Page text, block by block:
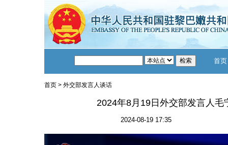
首页
首页> 外交部发言人谈话
2024年8月19日外交部发言人毛
2024-08-19 17:35